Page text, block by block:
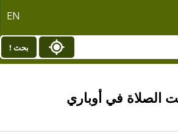
EN
بحث !
الصلاة في أوباري